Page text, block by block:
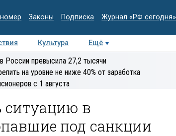
Законы Подписка Журнал «РФ сегодня»
Культура Ещё
Интервью Колумнисты
экспертиза
России превысила 27,2 тысячи
на уровне не ниже 40% от заработка
с 1 августа
ситуацию в
под санкции